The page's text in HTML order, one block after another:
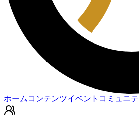
ホーム コンテンツイベント コミュニテ